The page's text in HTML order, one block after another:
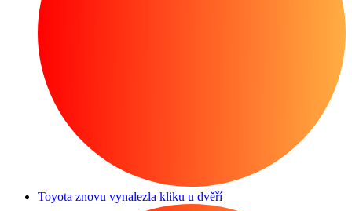
Toyota znovu vynalezla kliku u dvěří